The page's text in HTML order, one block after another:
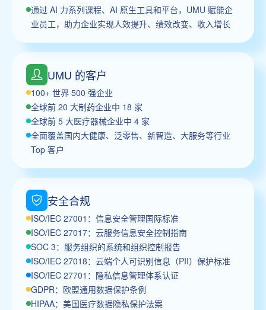
通过 AI 力系列课程、AI 原生工具和平台，UMU 赋能企
业员工，助力企业实现人效提升、绩效改变、收入增长
UMU 的客户
100+ 世界 500 强企业
全球前 20 大制药企业中 18 家
全球前 5 大医疗器械企业中 4 家
全面覆盖国内大健康、泛零售、新智造、大服务等行业
Top 客户
安全合规
ISO/IEC 27001：信息安全管理国际标准
ISO/IEC 27017：云服务信息安全控制指南
SOC 3：服务组织的系统和组织控制报告
ISO/IEC 27018：云端个人可识别信息（PII）保护标准
ISO/IEC 27701：隐私信息管理体系认证
GDPR：欧盟通用数据保护条例
HIPAA：美国医疗数据隐私保护法案